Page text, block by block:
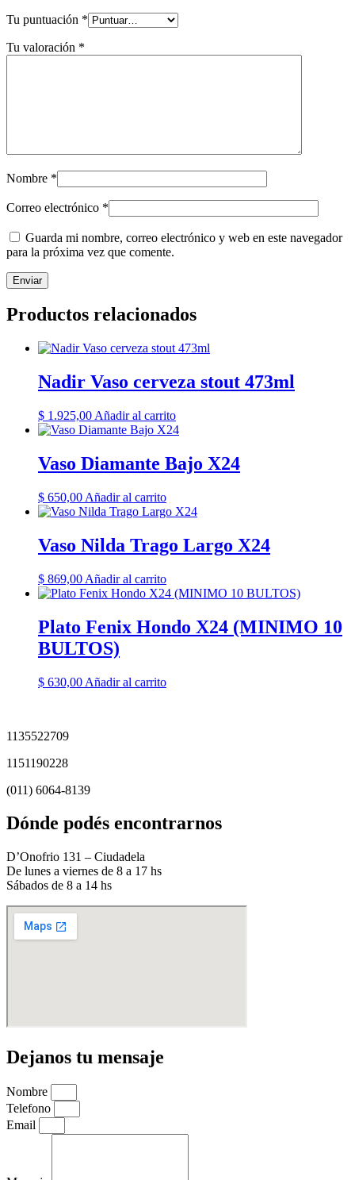
Tu puntuación *
Tu valoración *
Nombre *
Correo electrónico *
Guarda mi nombre, correo electrónico y web en este navegador
para la próxima vez que comente.
Productos relacionados
Nadir Vaso cerveza stout 473ml
$ 1.925,00 Añadir al carrito
Vaso Diamante Bajo X24
$ 650,00 Añadir al carrito
Vaso Nilda Trago Largo X24
$ 869,00 Añadir al carrito
Plato Fenix Hondo X24 (MINIMO 10
BULTOS)
$ 630,00 Añadir al carrito
1135522709
1151190228
(011) 6064-8139
Dónde podés encontrarnos
D’Onofrio 131 – Ciudadela
De lunes a viernes de 8 a 17 hs
Sábados de 8 a 14 hs
Dejanos tu mensaje
Nombre
Telefono
Email